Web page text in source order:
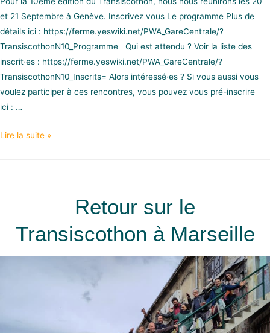
et 21 Septembre à Genève. Inscrivez vous Le programme Plus de
détails ici : https://ferme.yeswiki.net/PWA_GareCentrale/?
TransiscothonN10_Programme Qui est attendu ? Voir la liste des
inscrit·es : https://ferme.yeswiki.net/PWA_GareCentrale/?
TransiscothonN10_Inscrits= Alors intéressé·es ? Si vous aussi vous
voulez participer à ces rencontres, vous pouvez vous pré-inscrire
ici : …
Lire la suite »
Retour sur le
Transiscothon à Marseille